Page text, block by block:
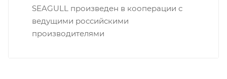
SEAGULL произведен в кооперации с
ведущими российскими
производителями